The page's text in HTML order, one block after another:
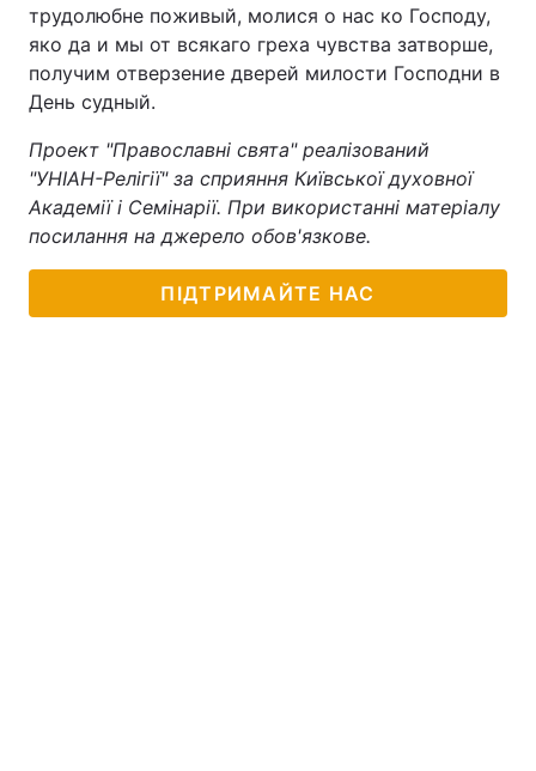
Тема оформлення
трудолюбне поживый, молися о нас ко Господу,
яко да и мы от всякаго греха чувства затворше,
получим отверзение дверей милости Господни в
День судный.
Проект "Православні свята" реалізований
"УНІАН-Релігії" за сприяння Київської духовної
Академії і Семінарії. При використанні матеріалу
посилання на джерело обов'язкове.
ПІДТРИМАЙТЕ НАС